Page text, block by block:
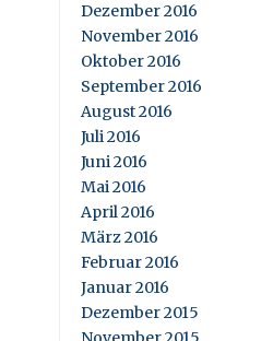
Dezember 2016
November 2016
Oktober 2016
September 2016
August 2016
Juli 2016
Juni 2016
Mai 2016
April 2016
März 2016
Februar 2016
Januar 2016
Dezember 2015